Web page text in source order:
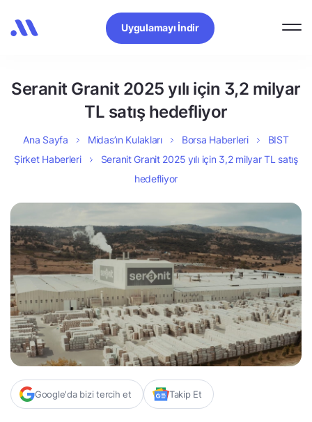
Uygulamayı İndir
Seranit Granit 2025 yılı için 3,2 milyar
TL satış hedefliyor
Ana Sayfa Midas’ın Kulakları Borsa Haberleri
BIST
Şirket Haberleri
Seranit Granit 2025 yılı için 3,2 milyar TL satış
hedefliyor
Google'da bizi tercih et Takip Et